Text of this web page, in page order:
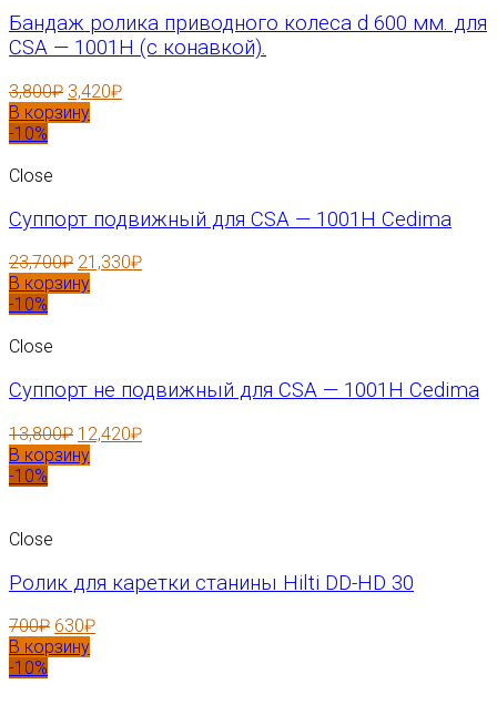
Бандаж ролика приводного колеса d 600 мм. для
CSA — 1001H (с конавкой).
3,800₽ 3,420₽
В корзину
-10%
Close
Суппорт подвижный для CSA — 1001H Cedima
23,700₽ 21,330₽
В корзину
-10%
Close
Суппорт не подвижный для CSA — 1001H Cedima
13,800₽ 12,420₽
В корзину
-10%
Close
Ролик для каретки станины Hilti DD-HD 30
700₽ 630₽
В корзину
-10%